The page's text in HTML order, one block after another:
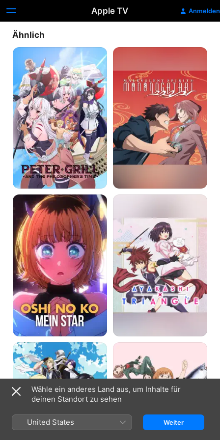
Apple TV Anmelden
Ähnlich
Peter
And
The
Philosopher's
Time
Mononogatari
Wächter
der
Artefaktgeister
Oshi
Mein
Star
Ayakashi
The
Legendary
Hero
Is
Dead!
Chio's
Road
Wähle ein anderes Land aus, um Inhalte für
deinen Standort zu sehen
United States Weiter